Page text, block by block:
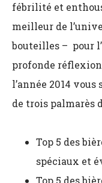
fébrilité et
meilleur de
bouteilles – pour
profonde
l’année 2014
de trois palmarès
Top 5 des
spéciaux et
Top 5 des